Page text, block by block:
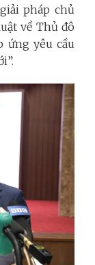
pháp chủ
về Thủ đô
ứng yêu cầu